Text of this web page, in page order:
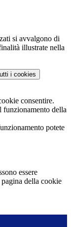
si avvalgono di
illustrate nella
i cookies
consentire.
funzionamento della
potete
essere
della cookie